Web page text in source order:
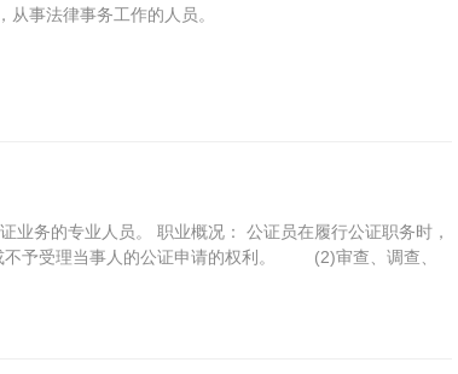
事法律事务工作的人员。
业务的专业人员。 职业概况： 公证员在履行公证职务时，
受理当事人的公证申请的权利。 (2)审查、调查、